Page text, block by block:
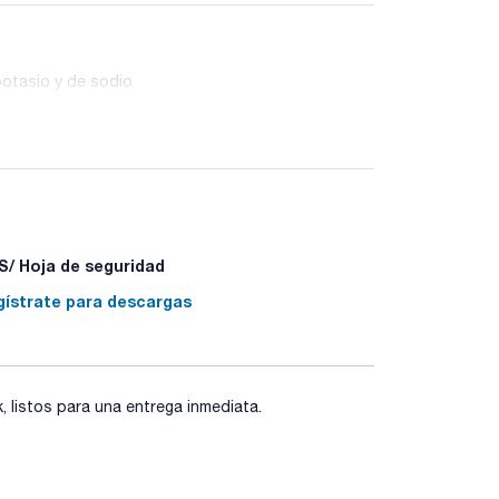
y de sodio
Hoja de seguridad
para descargas
para una entrega inmediata.